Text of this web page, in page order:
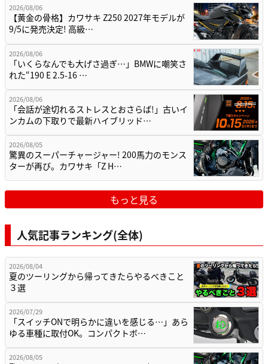
2026/08/06
【黄金の骨格】カワサキ Z250 2027年モデルが
9/5に発売決定! 高級…
2026/08/06
「いくらなんでも大げさ過ぎ…」BMWに嘲笑さ
れた“190 E 2.5-16 …
2026/08/06
「会話が途切れるストレスとおさらば!」古いイ
ンカムの下取りで最新ハイブリッド…
2026/08/05
驚異のスーパーチャージャー! 200馬力のモンス
ターが再び。カワサキ「Z H…
もっと見る
人気記事ランキング(全体)
2026/08/04
夏のツーリングから帰ってきたらやるべきこと
３選
2026/07/29
「スイッチONで明らかに違いを感じる…」あら
ゆる車種に取付OK。コンパクトボ…
2026/08/05